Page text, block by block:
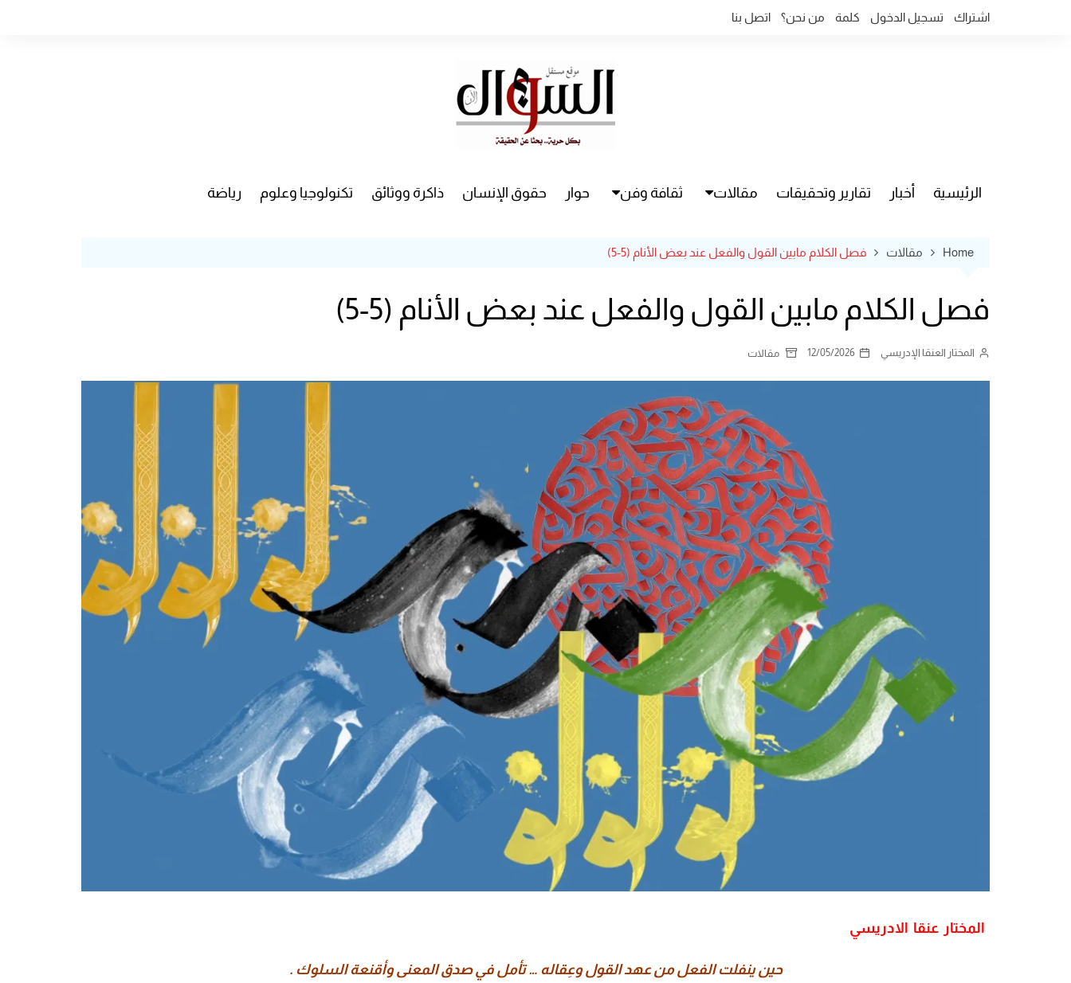
اشتراك تسجيل الدخول كلمة من نحن؟ اتصل بنا
الرئيسية أخبار تقارير وتحقيقات مقالات ثقافة وفن
مسرح
حوار حقوق الإنسان ذاكرة ووثائق تكنولوجيا وعلوم رياضة
Home مقالات فصل الكلام مابين القول والفعل عند بعض الأنام (5-5)
فصل الكلام مابين القول والفعل عند بعض الأنام (5-5)
المختار العنقا الإدريسي 12/05/2026 مقالات
المختار عنقا الادريسي
حين ينفلت الفعل من عهد القول وعِقاله … تأمل في صدق المعنى وأقنعة السلوك .